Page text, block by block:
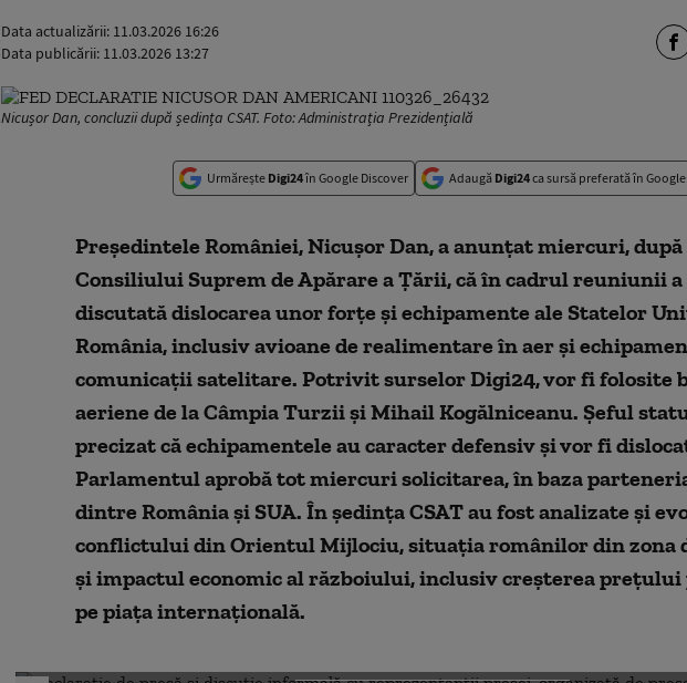
Data actualizării: 11.03.2026 16:26
Data publicării: 11.03.2026 13:27
Nicușor Dan, concluzii după ședința CSAT. Foto: Administrația Prezidențială
Urmărește Digi24în Google Discover Adaugă Digi24ca sursă preferată în Google
Președintele României, Nicușor Dan, a anunțat miercuri,
Consiliului Suprem de Apărare a Țării, că în cadrul reuniunii
discutată dislocarea unor forțe și echipamente ale Statelor
România, inclusiv avioane de realimentare în aer și
comunicații satelitare. Potrivit surselor Digi24, vor fi folosite
aeriene de la Câmpia Turzii și Mihail Kogălniceanu. Șeful
precizat că echipamentele au caracter defensiv și vor fi
Parlamentul aprobă tot miercuri solicitarea, în baza
dintre România și SUA. În ședința CSAT au fost analizate și
conflictului din Orientul Mijlociu, situația românilor din zona
și impactul economic al războiului, inclusiv creșterea
pe piața internațională.